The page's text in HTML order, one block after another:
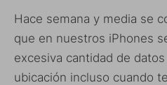
Hace semana y media se
que en nuestros iPhones
excesiva cantidad de
ubicación incluso cuando